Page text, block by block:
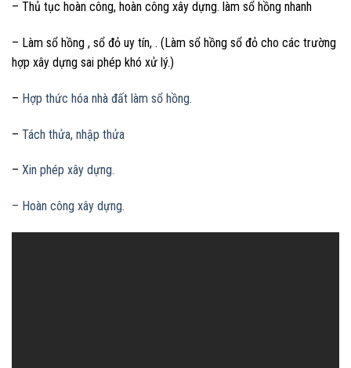
– Thủ tục hoàn công, hoàn công xây dựng. làm sổ hồng nhanh
– Làm sổ hồng , sổ đỏ uy tín, . (Làm sổ hồng sổ đỏ cho các trường
hợp xây dựng sai phép khó xử lý.)
– Hợp thức hóa nhà đất làm sổ hồng.
– Tách thửa, nhập thửa
– Xin phép xây dựng.
– Hoàn công xây dựng.